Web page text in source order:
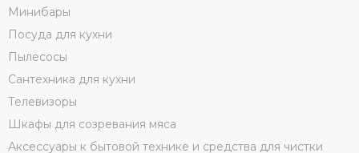
Минибары
Посуда для кухни
Пылесосы
Сантехника для кухни
Телевизоры
Шкафы для созревания мяса
Аксессуары к бытовой технике и средства для чистки